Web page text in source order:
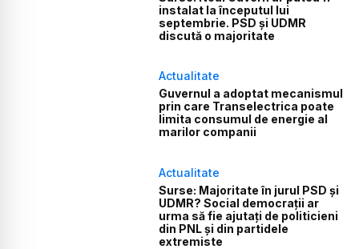
instalat la începutul lui
septembrie. PSD și UDMR
discută o majoritate
Actualitate
Guvernul a adoptat mecanismul
prin care Transelectrica poate
limita consumul de energie al
marilor companii
Actualitate
Surse: Majoritate în jurul PSD și
UDMR? Social democrații ar
urma să fie ajutați de politicieni
din PNL și din partidele
extremiste